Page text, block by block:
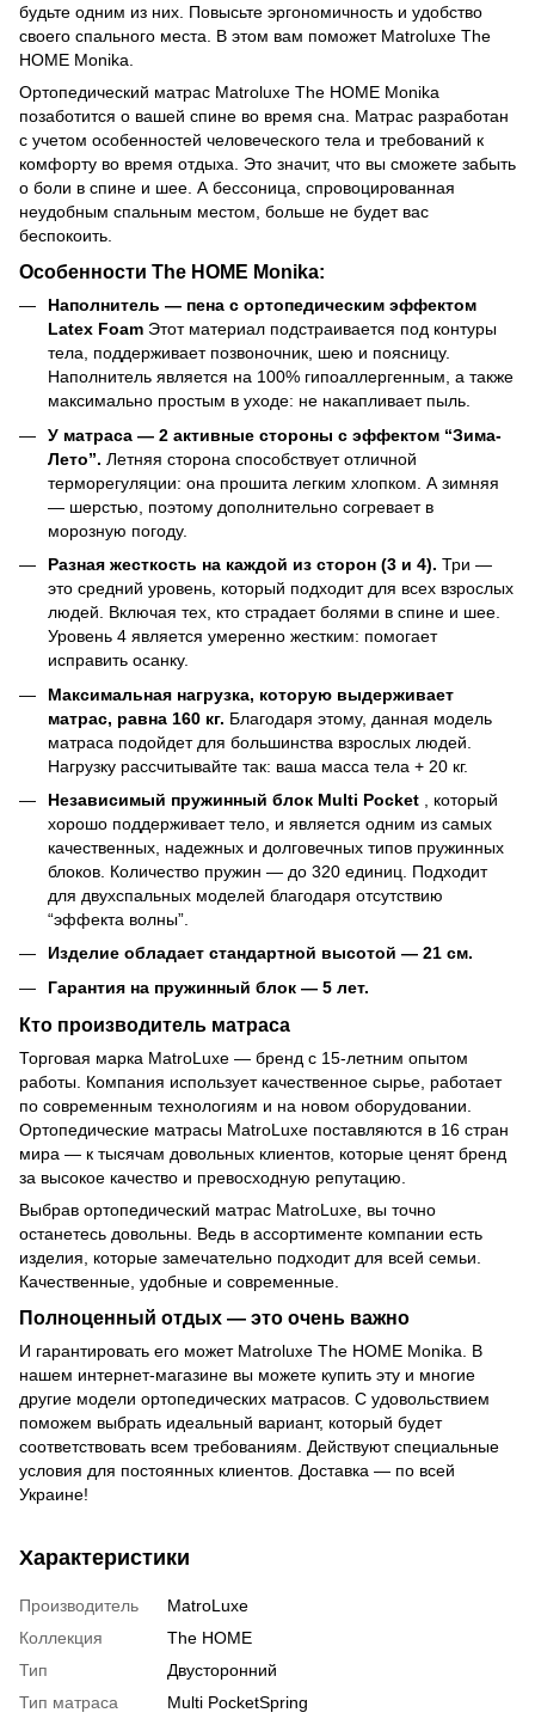
будьте одним из них. Повысьте эргономичность и удобство
своего спального места. В этом вам поможет Matroluxe The
HOME Monika.
Ортопедический матрас Matroluxe The HOME Monika
позаботится о вашей спине во время сна. Матрас разработан
с учетом особенностей человеческого тела и требований к
комфорту во время отдыха. Это значит, что вы сможете забыть
о боли в спине и шее. А бессоница, спровоцированная
неудобным спальным местом, больше не будет вас
беспокоить.
Особенности The HOME Monika:
Наполнитель — пена с ортопедическим эффектом
Latex Foam Этот материал подстраивается под контуры
тела, поддерживает позвоночник, шею и поясницу.
Наполнитель является на 100% гипоаллергенным, а также
максимально простым в уходе: не накапливает пыль.
У матраса — 2 активные стороны с эффектом “Зима-
Лето”. Летняя сторона способствует отличной
терморегуляции: она прошита легким хлопком. А зимняя
— шерстью, поэтому дополнительно согревает в
морозную погоду.
Разная жесткость на каждой из сторон (3 и 4). Три —
это средний уровень, который подходит для всех взрослых
людей. Включая тех, кто страдает болями в спине и шее.
Уровень 4 является умеренно жестким: помогает
исправить осанку.
Максимальная нагрузка, которую выдерживает
матрас, равна 160 кг. Благодаря этому, данная модель
матраса подойдет для большинства взрослых людей.
Нагрузку рассчитывайте так: ваша масса тела + 20 кг.
Независимый пружинный блок Multi Pocket
, который
хорошо поддерживает тело, и является одним из самых
качественных, надежных и долговечных типов пружинных
блоков. Количество пружин — до 320 единиц. Подходит
для двухспальных моделей благодаря отсутствию
“эффекта волны”.
Изделие обладает стандартной высотой — 21 см.
Гарантия на пружинный блок — 5 лет.
Кто производитель матраса
Торговая марка MatroLuxe — бренд с 15-летним опытом
работы. Компания использует качественное сырье, работает
по современным технологиям и на новом оборудовании.
Ортопедические матрасы MatroLuxe поставляются в 16 стран
мира — к тысячам довольных клиентов, которые ценят бренд
за высокое качество и превосходную репутацию.
Выбрав ортопедический матрас MatroLuxe, вы точно
останетесь довольны. Ведь в ассортименте компании есть
изделия, которые замечательно подходит для всей семьи.
Качественные, удобные и современные.
Полноценный отдых — это очень важно
И гарантировать его может Matroluxe The HOME Monika. В
нашем интернет-магазине вы можете купить эту и многие
другие модели ортопедических матрасов. С удовольствием
поможем выбрать идеальный вариант, который будет
соответствовать всем требованиям. Действуют специальные
условия для постоянных клиентов. Доставка — по всей
Украине!
Характеристики
Производитель
MatroLuxe
Коллекция
The HOME
Тип
Двусторонний
Тип матраса
Multi PocketSpring